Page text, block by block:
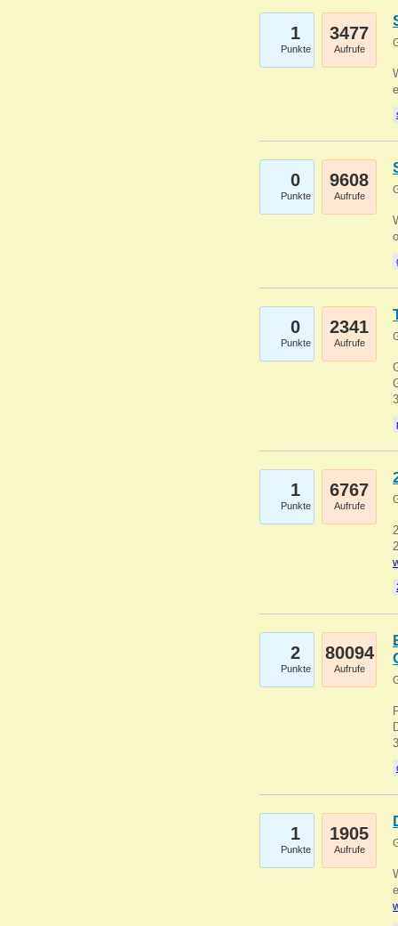
1
Punkte
3477
Aufrufe
0
Punkte
9608
Aufrufe
0
Punkte
2341
Aufrufe
1
Punkte
6767
Aufrufe
2
Punkte
80094
Aufrufe
1
Punkte
1905
Aufrufe